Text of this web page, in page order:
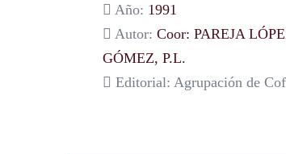
Año: 1991
Autor: Coor: PAREJA
GÓMEZ, P.L.
Editorial: Agrupación de